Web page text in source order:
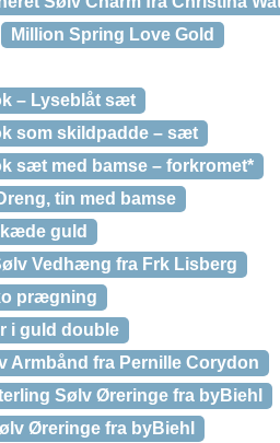
Million Spring Love Gold
– Lyseblåt sæt
som skildpadde – sæt
sæt med bamse – forkromet*
tin med bamse
guld
Vedhæng fra Frk Lisberg
prægning
i guld double
Armbånd fra Pernille Corydon
Sølv Øreringe fra byBiehl
Øreringe fra byBiehl